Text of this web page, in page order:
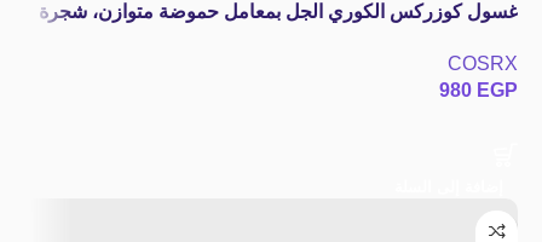
غسول كوزركس الكوري الجل بمعامل حموضة متوازن، شجرة
COSRX
980 EGP